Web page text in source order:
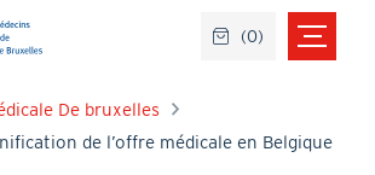
De bruxelles
de l’offre médicale en Belgique
(0)